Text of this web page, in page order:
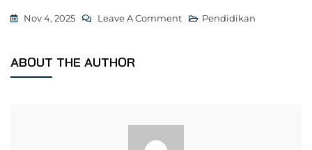
Nov 4, 2025 Leave A CommentOn
Mengubah
Pendidikan
ABOUT THE AUTHOR